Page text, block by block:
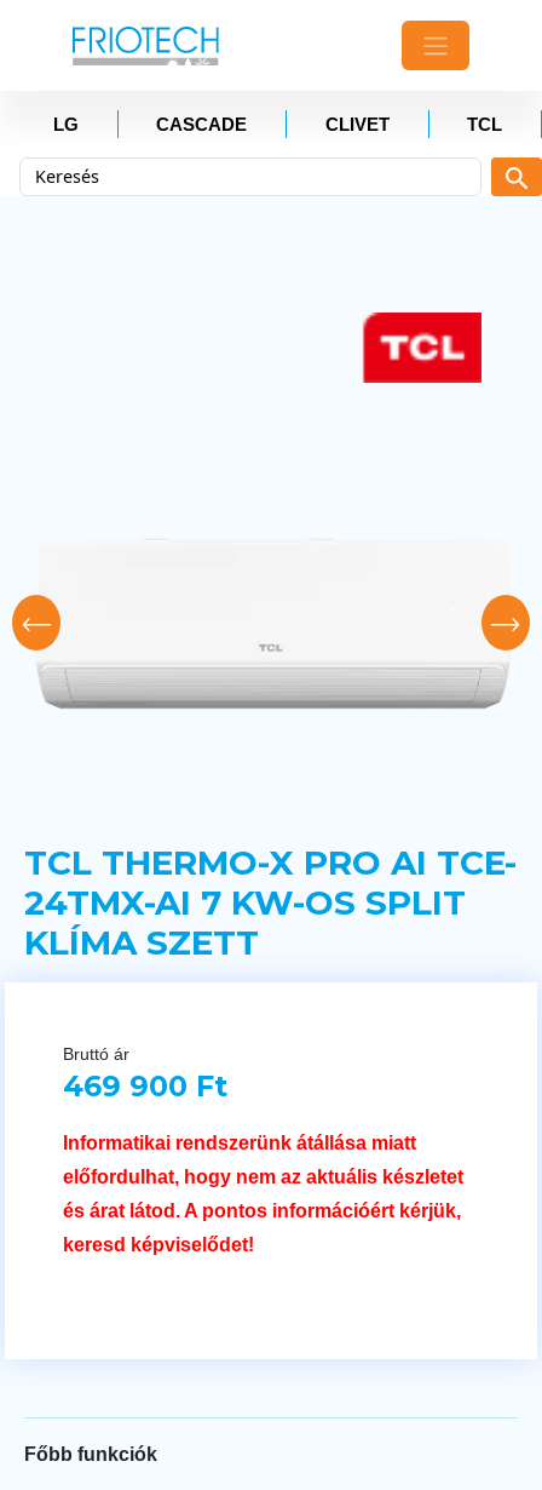
LG CASCADE CLIVET TCL
TCL THERMO-X PRO AI TCE-
24TMX-AI 7 KW-OS SPLIT
KLÍMA SZETT
Bruttó ár
469 900 Ft
Informatikai rendszerünk átállása miatt
előfordulhat, hogy nem az aktuális készletet
és árat látod. A pontos információért kérjük,
keresd képviselődet!
Főbb funkciók